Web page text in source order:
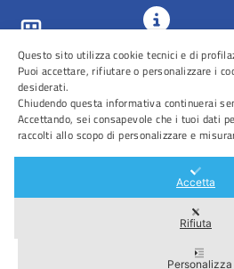
ASL Roma 5
URP e
Comunicazione
Area Riservata
Questo sito utilizza cookie tecnici e di
Puoi accettare, rifiutare o personalizzare i
desiderati.
Chiudendo questa informativa continuerai
Accettando, sei consapevole che i tuoi dati
raccolti allo scopo di personalizzare e
Accetta
Rifiuta
Personalizza